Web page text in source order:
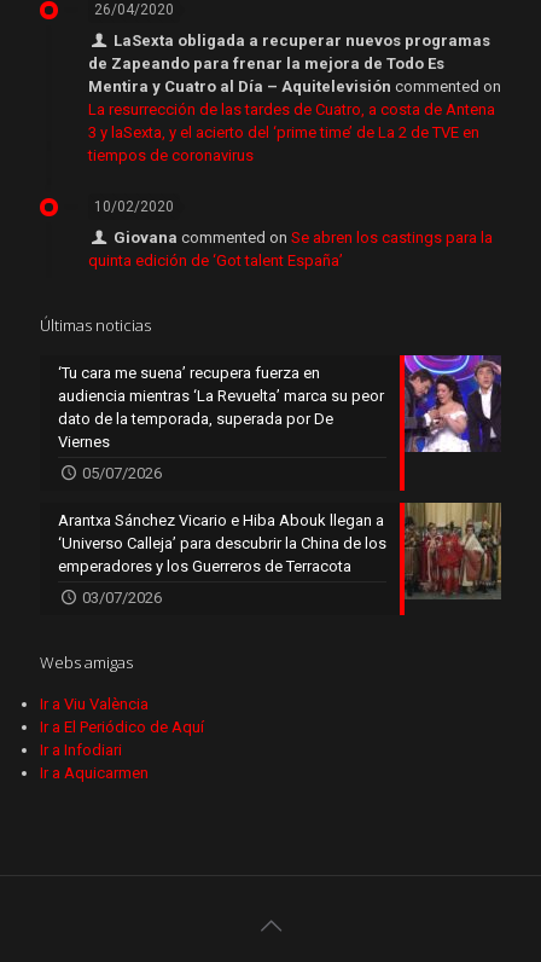
26/04/2020
LaSexta obligada a recuperar nuevos programas
de Zapeando para frenar la mejora de Todo Es
Mentira y Cuatro al Día – Aquitelevisión commented on
La resurrección de las tardes de Cuatro, a costa de Antena
3 y laSexta, y el acierto del ‘prime time’ de La 2 de TVE en
tiempos de coronavirus
10/02/2020
Giovana commented onSe abren los castings para la
quinta edición de ‘Got talent España’
Últimas noticias
‘Tu cara me suena’ recupera fuerza en
audiencia mientras ‘La Revuelta’ marca su peor
dato de la temporada, superada por De
Viernes
05/07/2026
Arantxa Sánchez Vicario e Hiba Abouk llegan a
‘Universo Calleja’ para descubrir la China de los
emperadores y los Guerreros de Terracota
03/07/2026
Webs amigas
Ir a Viu València
Ir a El Periódico de Aquí
Ir a Infodiari
Ir a Aquicarmen